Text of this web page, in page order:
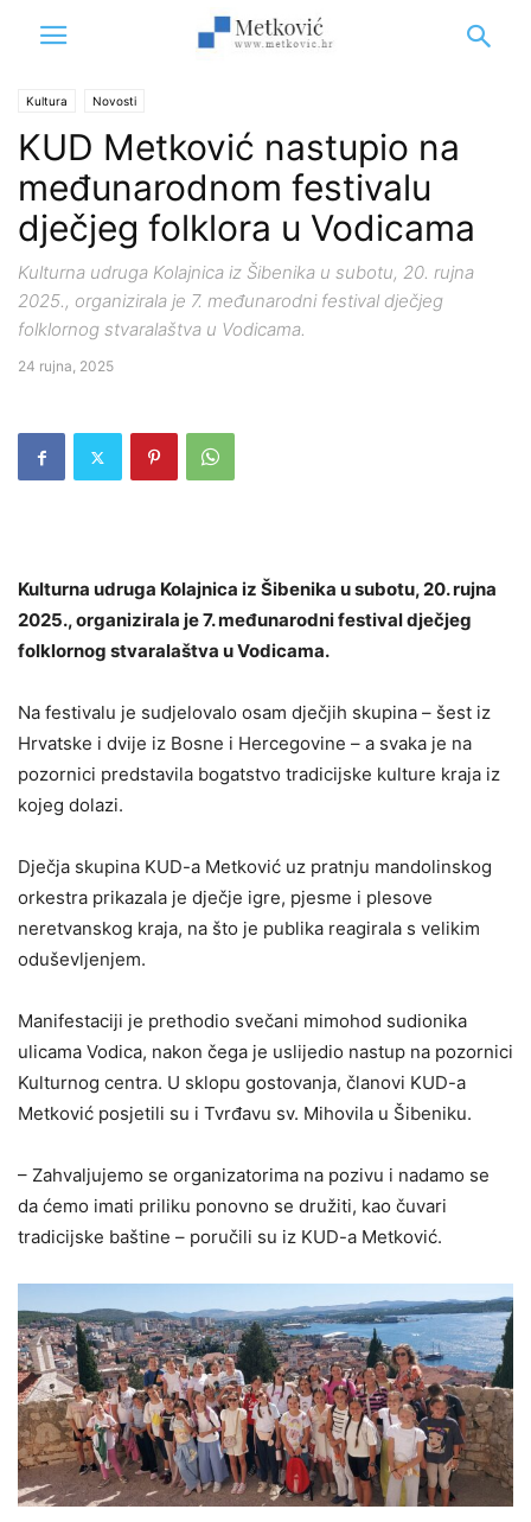
Kultura Novosti
KUD Metković nastupio na
međunarodnom festivalu
dječjeg folklora u Vodicama
Kulturna udruga Kolajnica iz Šibenika u subotu, 20. rujna
2025., organizirala je 7. međunarodni festival dječjeg
folklornog stvaralaštva u Vodicama.
24 rujna, 2025
Kulturna udruga Kolajnica iz Šibenika u subotu, 20. rujna
2025., organizirala je 7. međunarodni festival dječjeg
folklornog stvaralaštva u Vodicama.
Na festivalu je sudjelovalo osam dječjih skupina – šest iz
Hrvatske i dvije iz Bosne i Hercegovine – a svaka je na
pozornici predstavila bogatstvo tradicijske kulture kraja iz
kojeg dolazi.
Dječja skupina KUD-a Metković uz pratnju mandolinskog
orkestra prikazala je dječje igre, pjesme i plesove
neretvanskog kraja, na što je publika reagirala s velikim
oduševljenjem.
Manifestaciji je prethodio svečani mimohod sudionika
ulicama Vodica, nakon čega je uslijedio nastup na pozornici
Kulturnog centra. U sklopu gostovanja, članovi KUD-a
Metković posjetili su i Tvrđavu sv. Mihovila u Šibeniku.
– Zahvaljujemo se organizatorima na pozivu i nadamo se
da ćemo imati priliku ponovno se družiti, kao čuvari
tradicijske baštine – poručili su iz KUD-a Metković.